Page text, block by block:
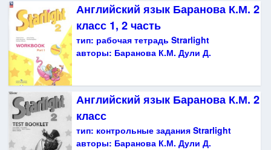
Английский язык Баранова К.М. 2
класс 1, 2 часть
тип: рабочая тетрадь Strarlight
авторы: Баранова К.М. Дули Д.
Английский язык Баранова К.М. 2
класс
тип: контрольные задания Strarlight
авторы: Баранова К.М. Дули Д.